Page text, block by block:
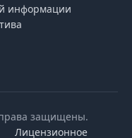
информации
права защищены.
Лицензионное